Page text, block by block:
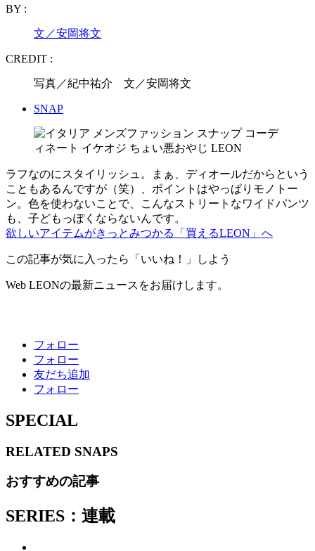
BY :
文／安岡将文
CREDIT :
写真／紀中祐介 文／安岡将文
SNAP
ラフなのにスタイリッシュ。まぁ、ディオールだからという
こともあるんですが（笑）、ポイントはやっぱりモノトー
ン。色を使わないことで、こんなストリートなワイドパンツ
も、子どもっぽくならないんです。
欲しいアイテムがきっとみつかる「買えるLEON」へ
この記事が気に入ったら「いいね！」しよう
Web LEONの最新ニュースをお届けします。
フォロー
フォロー
友だち追加
フォロー
SPECIAL
RELATED SNAPS
おすすめの記事
SERIES：連載